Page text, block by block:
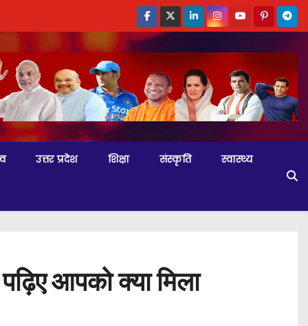
उत्तर प्रदेश शिक्षा संस्कृति स्वास्थ्य
आपको क्या मिला